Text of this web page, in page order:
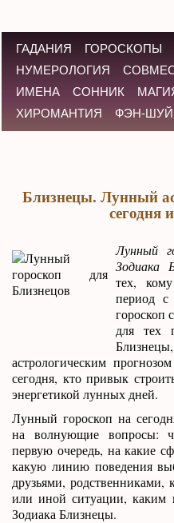
ГАДАНИЯ ГОРОСКОПЫ
НУМЕРОЛОГИЯ
ИМЕНА
СОННИК
ХИРОМАНТИЯ
ФЭН-ШУЙ
Близнецы. Лунный
сегодня
Лунный
Зодиака
тех,
период
гороскоп
для тех
астрологическим
сегодня, кто привык
энергетикой лунных дней.
Лунный гороскоп на
на волнующие вопросы:
первую очередь, на какие
какую линию поведения
друзьями, родственниками,
или иной ситуации, каким
Зодиака Близнецы.